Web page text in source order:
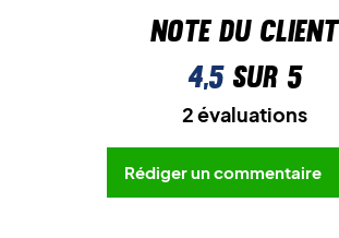
Note du client
4,5sur 5
2 évaluations
Rédiger un commentaire